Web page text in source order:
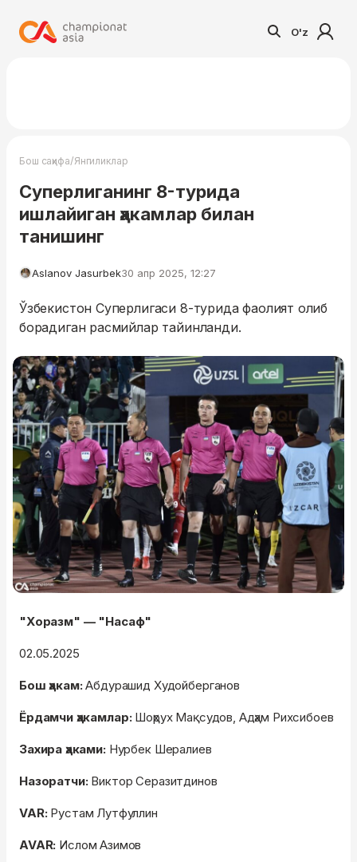
O'z
Бош саҳифа/Янгиликлар
Суперлиганинг 8-турида
ишлайиган ҳакамлар билан
танишинг
Aslanov Jasurbek30 апр 2025, 12:27
Ўзбекистон Суперлигаси 8-турида фаолият олиб
борадиган расмийлар тайинланди.
"Хоразм" — "Насаф"
02.05.2025
Бош ҳакам:Абдурашид Худойберганов
Ёрдамчи ҳакамлар: Шоҳрух Мақсудов, Адҳам Рихсибоев
Захира ҳаками: Нурбек Шералиев
Назоратчи:Виктор Серазитдинов
VAR: Рустам Лутфуллин
AVAR: Ислом Азимов